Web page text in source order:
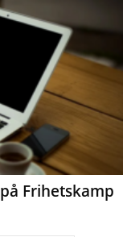
Frihetskamp